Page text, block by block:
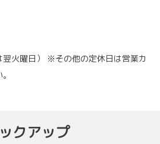
火曜日） ※その他の定休日は営業カ
クアップ